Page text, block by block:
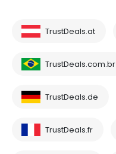
TrustDeals.at
TrustDeals.com.br
TrustDeals.de
TrustDeals.fr